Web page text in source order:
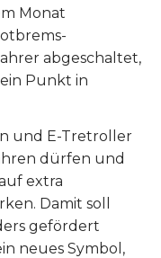
Monat
abgeschaltet,
Punkt in
und E-Tretroller
dürfen und
extra
Damit soll
gefördert
neues Symbol,